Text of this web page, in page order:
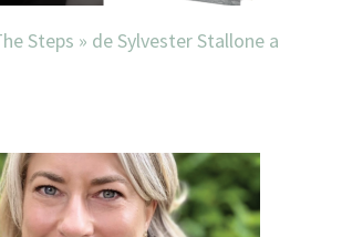
Steps » de Sylvester Stallone a